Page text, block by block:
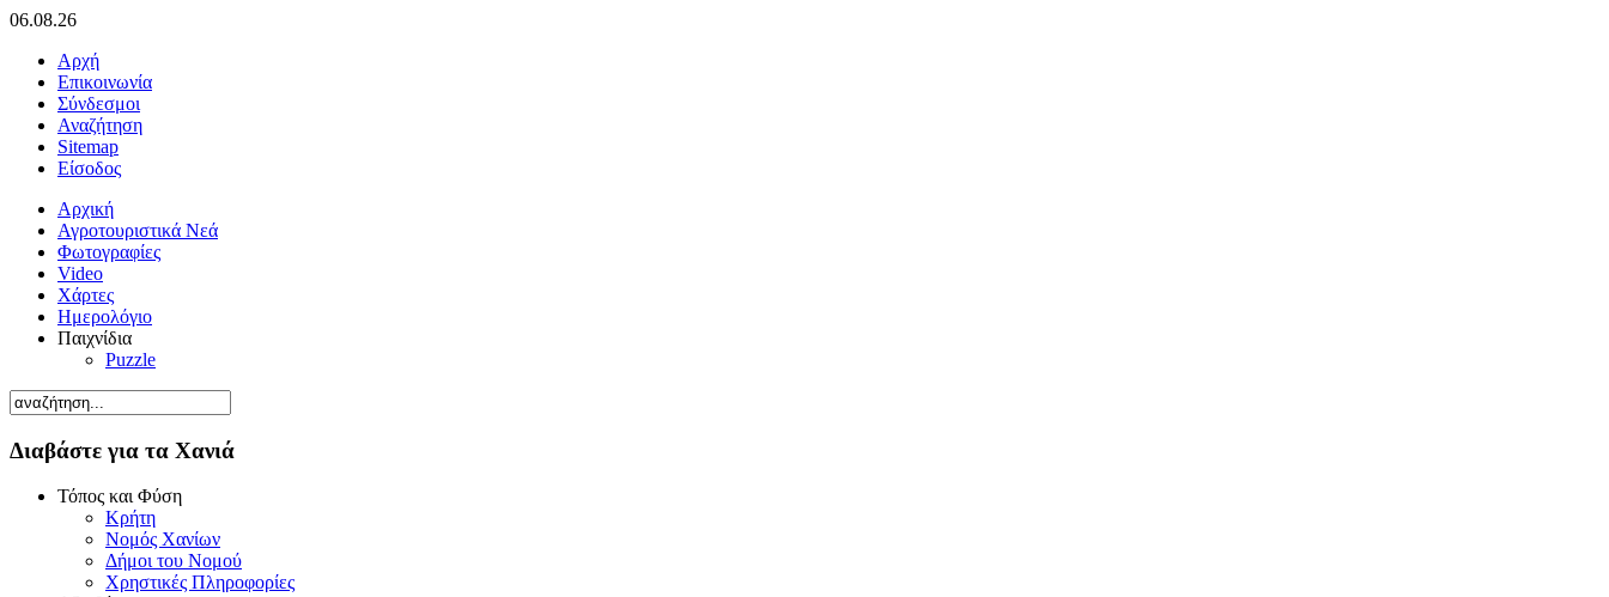
06.08.26
Αρχή
Επικοινωνία
Σύνδεσμοι
Αναζήτηση
Sitemap
Είσοδος
Αρχική
Αγροτουριστικά Νεά
Φωτογραφίες
Video
Χάρτες
Ημερολόγιο
Παιχνίδια
Puzzle
Διαβάστε για τα Χανιά
Τόπος και Φύση
Κρήτη
Νομός Χανίων
Δήμοι του Νομού
Χρηστικές Πληροφορίες